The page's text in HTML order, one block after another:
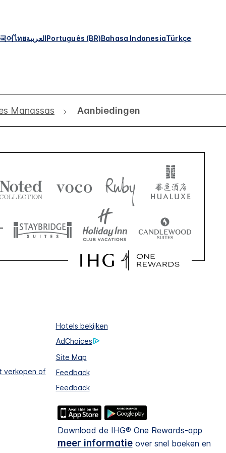
어ไทยالعربيةPortuguês (BR)Bahasa IndonesiaTürkçe
Manassas Aanbiedingen
verkopen of
Hotels bekijken
AdChoices
Site Map
Feedback
Feedback
Download de IHG® One Rewards-app
meer informatieover snel boeken en